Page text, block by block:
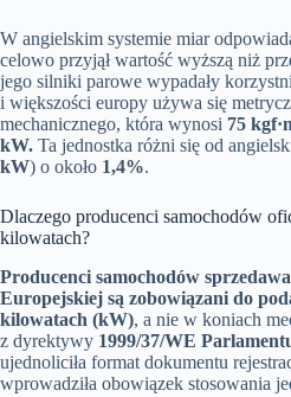
W angielskim systemie miar
celowo przyjął wartość wyższą niż
jego silniki parowe wypadały
i większości europy używa się
mechanicznego, która wynosi 75
kW. Ta jednostka różni się od
kW) o około 1,4%.
Dlaczego producenci samochodów
kilowatach?
Producenci samochodów
Europejskiej są zobowiązani do
kilowatach (kW), a nie w koniach
z dyrektywy 1999/37/WE
ujednoliciła format dokumentu
wprowadziła obowiązek stosowania